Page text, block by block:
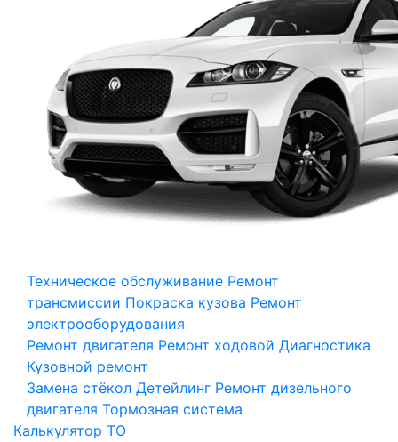
Техническое обслуживание Ремонт
трансмиссии Покраска кузова Ремонт
электрооборудования
Ремонт двигателя Ремонт ходовой Диагностика
Кузовной ремонт
Замена стёкол Детейлинг Ремонт дизельного
двигателя Тормозная система
Калькулятор ТО